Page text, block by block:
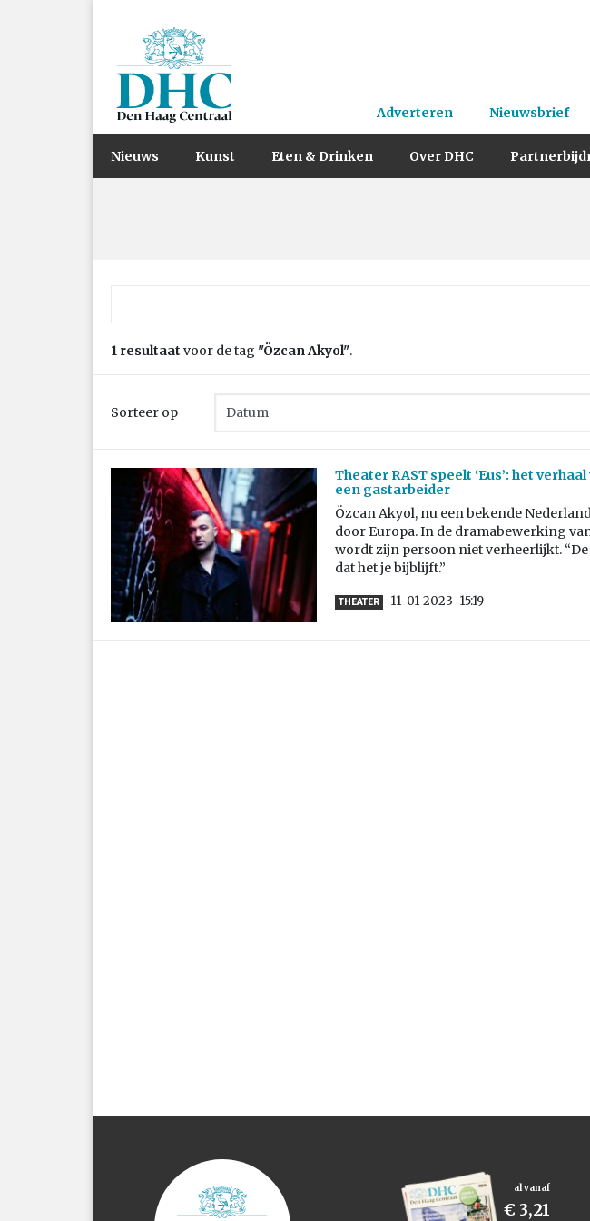
Adverteren Nieuwsbrief
Nieuws Kunst Eten & Drinken Over DHC
1 resultaat voor de tag "Özcan Akyol".
Sorteer op
Theater RAST speelt ‘Eus’: het
een gastarbeider
Özcan Akyol, nu een bekende
door Europa. In de dramabewerking
wordt zijn persoon niet verheerlijkt.
dat het je bijblijft.”
THEATER 11-01-2023 15:19
al vanaf
€ 3,21